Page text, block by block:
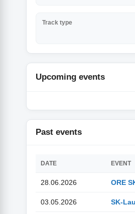
Track type
Upcoming events
Past events
DATE EVENT
28.06.2026 ORE
03.05.2026 SK-